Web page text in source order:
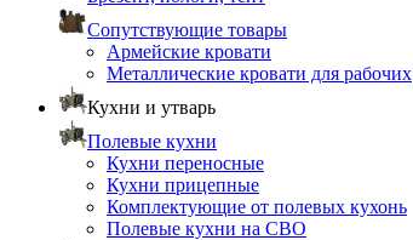
Сопутствующие товары
Армейские кровати
Металлические кровати для рабочих
Кухни и утварь
Полевые кухни
Кухни переносные
Кухни прицепные
Комплектующие от полевых кухонь
Полевые кухни на СВО